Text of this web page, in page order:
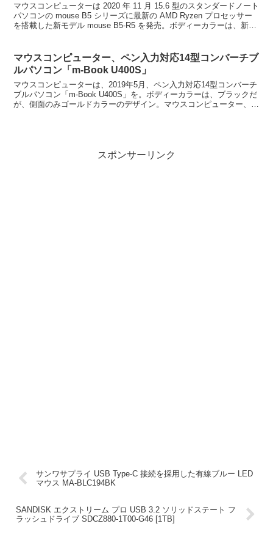
マウスコンピューターは 2020 年 11 月 15.6 型のスタンダードノート
パソコンの mouse B5 シリーズに最新の AMD Ryzen プロセッサー
を搭載した新モデル mouse B5-R5 を発売。ボディーカラーは、新色
マウスコンピューター、ペン入力対応14型コンバーチブ
ルパソコン「m-Book U400S」
マウスコンピューターは、2019年5月、ペン入力対応14型コンバーチ
ブルパソコン「m-Book U400S」を。ボディーカラーは、ブラックだ
が、側面のみゴールドカラーのデザイン。マウスコンピューター、ペ
スポンサーリンク
サンワサプライ USB Type-C 接続を採用した有線ブルー LED
マウス MA-BLC194BK
SANDISK エクストリーム プロ USB 3.2 ソリッドステート フ
ラッシュドライブ SDCZ880-1T00-G46 [1TB]